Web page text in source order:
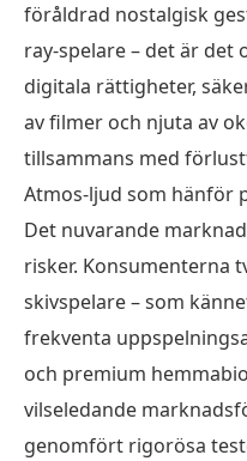
föråldrad nostalgisk
ray-spelare – det är
digitala rättigheter,
av filmer och njuta av
tillsammans med
Atmos-ljud som hänför
Det nuvarande
risker. Konsumenterna
skivspelare – som
frekventa
och premium
vilseledande
genomfört rigorösa